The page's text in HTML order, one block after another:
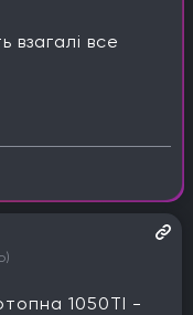
взагалі все
1050TI -